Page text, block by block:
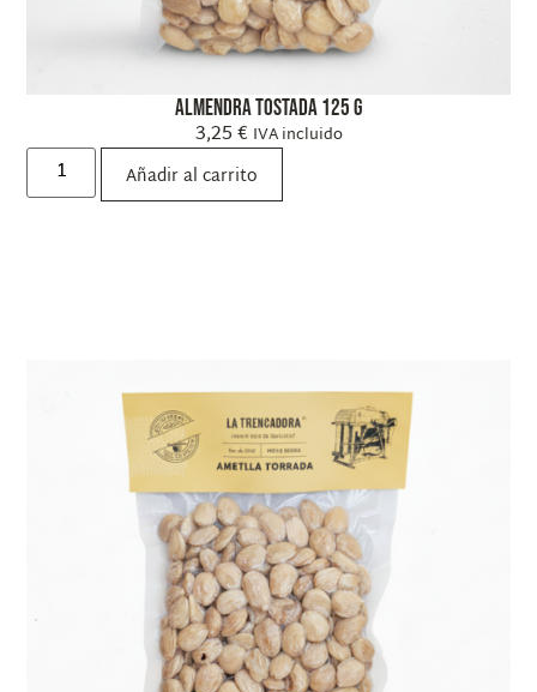
Almendra Tostada 125 g
3,25€ IVA incluido
Añadir al carrito